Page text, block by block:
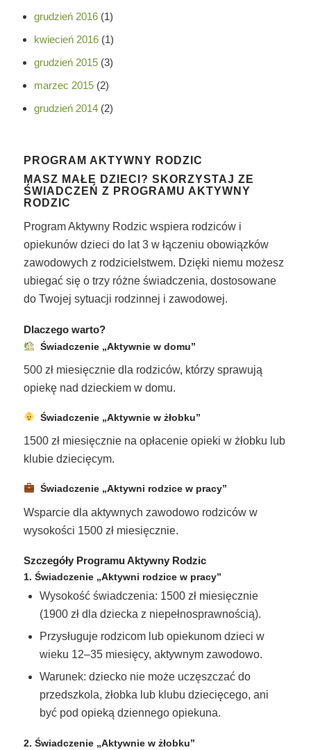
grudzień 2016(1)
kwiecień 2016(1)
grudzień 2015(3)
marzec 2015(2)
grudzień 2014(2)
PROGRAM AKTYWNY RODZIC
MASZ MAŁE DZIECI? SKORZYSTAJ ZE
ŚWIADCZEŃ Z PROGRAMU AKTYWNY
RODZIC
Program Aktywny Rodzic wspiera rodziców i
opiekunów dzieci do lat 3 w łączeniu obowiązków
zawodowych z rodzicielstwem. Dzięki niemu możesz
ubiegać się o trzy różne świadczenia, dostosowane
do Twojej sytuacji rodzinnej i zawodowej.
Dlaczego warto?
Świadczenie „Aktywnie w domu”
500 zł miesięcznie dla rodziców, którzy sprawują
opiekę nad dzieckiem w domu.
Świadczenie „Aktywnie w żłobku”
1500 zł miesięcznie na opłacenie opieki w żłobku lub
klubie dziecięcym.
Świadczenie „Aktywni rodzice w pracy”
Wsparcie dla aktywnych zawodowo rodziców w
wysokości 1500 zł miesięcznie.
Szczegóły Programu Aktywny Rodzic
1. Świadczenie „Aktywni rodzice w pracy”
Wysokość świadczenia: 1500 zł miesięcznie
(1900 zł dla dziecka z niepełnosprawnością).
Przysługuje rodzicom lub opiekunom dzieci w
wieku 12–35 miesięcy, aktywnym zawodowo.
Warunek: dziecko nie może uczęszczać do
przedszkola, żłobka lub klubu dziecięcego, ani
być pod opieką dziennego opiekuna.
2. Świadczenie „Aktywnie w żłobku”